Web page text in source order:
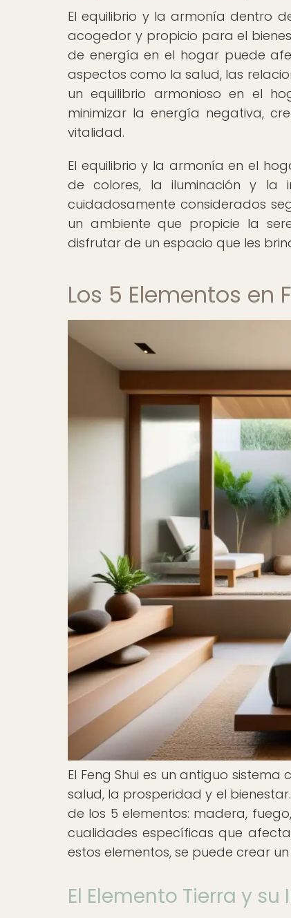
El equilibrio y la armonía dentro
acogedor y propicio para el
de energía en el hogar puede
aspectos como la salud, las
un equilibrio armonioso en el
minimizar la energía negativa,
vitalidad.
El equilibrio y la armonía en el
de colores, la iluminación y la
cuidadosamente considerados
un ambiente que propicie la
disfrutar de un espacio que les
Los 5 Elementos en
El Feng Shui es un antiguo
salud, la prosperidad y el
de los 5 elementos: madera,
cualidades específicas que
estos elementos, se puede crear
El Elemento Tierra y